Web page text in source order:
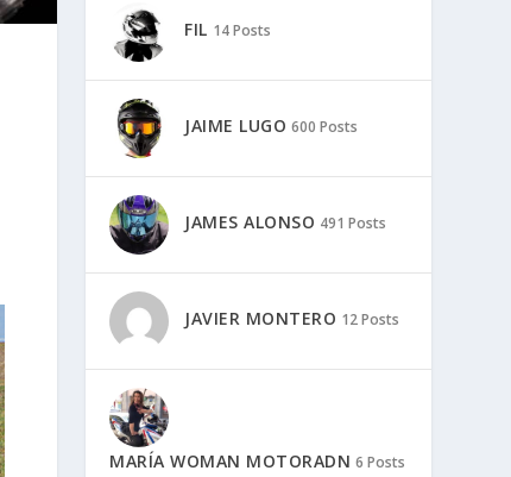
FIL 14 Posts
JAIME LUGO 600 Posts
JAMES ALONSO 491 Posts
JAVIER MONTERO 12 Posts
MARÍA WOMAN MOTORADN 6 Posts